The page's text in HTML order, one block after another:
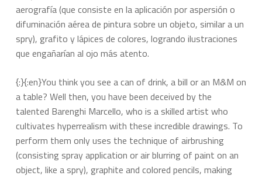
aerografía (que consiste en la aplicación por aspersión o
difuminación aérea de pintura sobre un objeto, similar a un
spry), grafito y lápices de colores, logrando ilustraciones
que engañarían al ojo más atento.
{:}{:en}You think you see a can of drink, a bill or an M&M on
a table? Well then, you have been deceived by the
talented Barenghi Marcello, who is a skilled artist who
cultivates hyperrealism with these incredible drawings. To
perform them only uses the technique of airbrushing
(consisting spray application or air blurring of paint on an
object, like a spry), graphite and colored pencils, making